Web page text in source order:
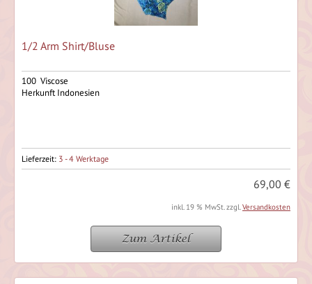
1/2 Arm Shirt/Bluse
100 Viscose
Herkunft Indonesien
Lieferzeit: 3 - 4 Werktage
69,00 €
inkl. 19 % MwSt. zzgl.Versandkosten
Zum Artikel